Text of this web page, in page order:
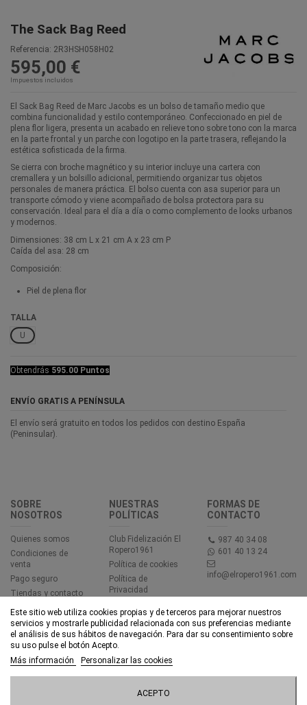
The Sack Bag Reed
Referencia: 2R3HSH058H02
595,00 €
Impuestos incluidos
El Sack Bag Reed de Marc Jacobs es un bolso de tamaño medio que
combina funcionalidad y estilo contemporáneo. Confeccionado en piel de
plena flor ligera, presenta un acabado en relieve tono sobre tono con la marca
en la parte frontal y un parche con logotipo en la parte trasera, reflejando la
estética sofisticada de la firma.
Se cierra con broche magnético y su interior incluye una cartera con
cremallera y un bolsillo adicional, permitiendo organizar tus objetos
personales de manera práctica. El bolso cuenta con asa superior para un
transporte cómodo y viene acompañado de bolsa protectora para su
conservación. Ideal para el día a día o como complemento de looks urbanos
y modernos.
Dimensiones: 38 cm L x 21 cm A x 23 cm P
Caída del asa: 28 cm
Composición:
Piel de plena flor
TALLA
U
Añadir al carrito
Obtendrás 595.00 Puntos
ENVÍO GRATIS A PENÍNSULA
El envío será gratuito en todos los pedidos con destino España
(Peninsular).
SOBRE
NOSOTROS
Quienes somos
Condiciones de
venta
Pago seguro
Tiendas y contacto
NUESTRAS
POLÍTICAS
Club Fidelización El
Ropero1961
Política de cookies
Política de
Privacidad
Accesibilidad
FORMAS DE
CONTACTO
987 40 34 08
601 40 13 24
info@elropero1961.com
Este sitio web utiliza cookies propias y de terceros para mejorar nuestros
servicios y mostrarle publicidad relacionada con sus preferencias mediante
el análisis de sus hábitos de navegación. Para dar su consentimiento sobre
su uso pulse el botón Acepto.
Más información
Personalizar las cookies
ACEPTO
© EL ROPERO 1961 - Todos los derechos reservados - Powered by